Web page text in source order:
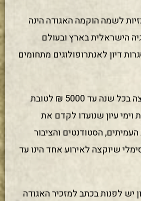
לשמה הוקמה האגודה הינה
הישראלית בארץ ובעולם
דיון לאנתרופולוגים מתחומים
לפיכך, האגודה תקצה בכל שנה עד 5000 ₪ לטובת
וימי עיון שנועדו לקדם את
הסטודנטים והציבור
שיוקצה לאירוע אחד הינו עד
יש לפנות בכתב למזכיר האגודה